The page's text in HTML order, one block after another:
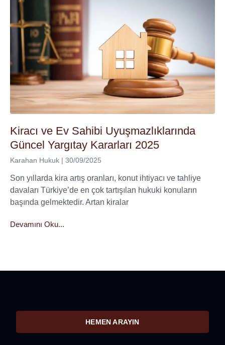
Kiracı ve Ev Sahibi Uyuşmazlıklarında
Güncel Yargıtay Kararları 2025
Karahan Hukuk 30/09/2025
Son yıllarda kira artış oranları, konut ihtiyacı ve tahliye
davaları Türkiye’de en çok tartışılan hukuki konuların
başında gelmektedir. Artan kiralar
Devamını Oku...
HEMEN ARAYIN